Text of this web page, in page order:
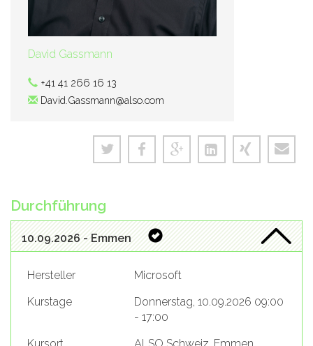
David Gassmann
+41 41 266 16 13
David.Gassmann@also.com
Durchführung
10.09.2026 - Emmen
Hersteller
Microsoft
Kurstage
Donnerstag, 10.09.2026 09:00
- 17:00